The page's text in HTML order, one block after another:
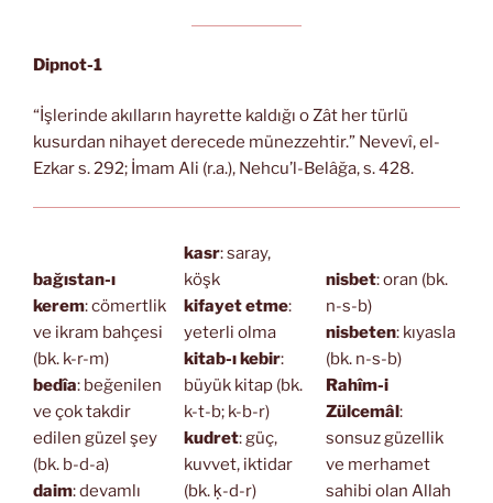
Dipnot-1
“İşlerinde akılların hayrette kaldığı o Zât her türlü
kusurdan nihayet derecede münezzehtir.” Nevevî, el-
Ezkar s. 292; İmam Ali (r.a.), Nehcu’l-Belâğa, s. 428.
bağıstan-ı
kerem: cömertlik
ve ikram bahçesi
(bk. k-r-m)
bedîa: beğenilen
ve çok takdir
edilen güzel şey
(bk. b-d-a)
daim: devamlı
kasr: saray,
köşk
kifayet etme:
yeterli olma
kitab-ı kebir:
büyük kitap (bk.
k-t-b; k-b-r)
kudret: güç,
kuvvet, iktidar
(bk. ḳ-d-r)
nisbet: oran (bk.
n-s-b)
nisbeten: kıyasla
(bk. n-s-b)
Rahîm-i
Zülcemâl:
sonsuz güzellik
ve merhamet
sahibi olan Allah